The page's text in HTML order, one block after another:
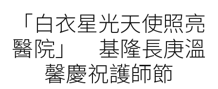
「白衣星光天使照亮
醫院」 基隆長庚溫
馨慶祝護師節